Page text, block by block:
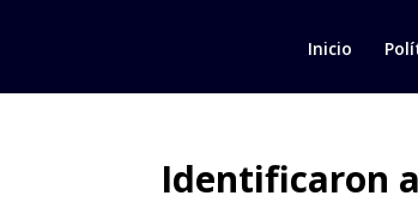
Inicio
Identificaron